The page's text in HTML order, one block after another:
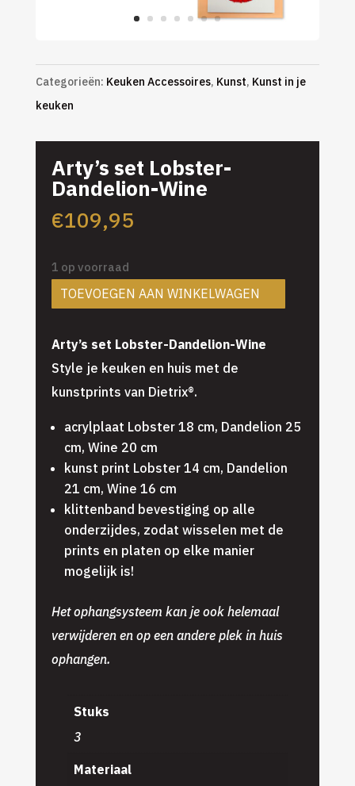
Categorieën: Keuken Accessoires, Kunst, Kunst in je
keuken
Arty’s set Lobster-
Dandelion-Wine
€109,95
1 op voorraad
TOEVOEGEN AAN WINKELWAGEN
Arty’s set Lobster-Dandelion-Wine
Style je keuken en huis met de
kunstprints van Dietrix®.
acrylplaat Lobster 18 cm, Dandelion 25
cm, Wine 20 cm
kunst print Lobster 14 cm, Dandelion
21 cm, Wine 16 cm
klittenband bevestiging op alle
onderzijdes, zodat wisselen met de
prints en platen op elke manier
mogelijk is!
Het ophangsysteem kan je ook helemaal
verwijderen en op een andere plek in huis
ophangen.
Stuks
3
Materiaal